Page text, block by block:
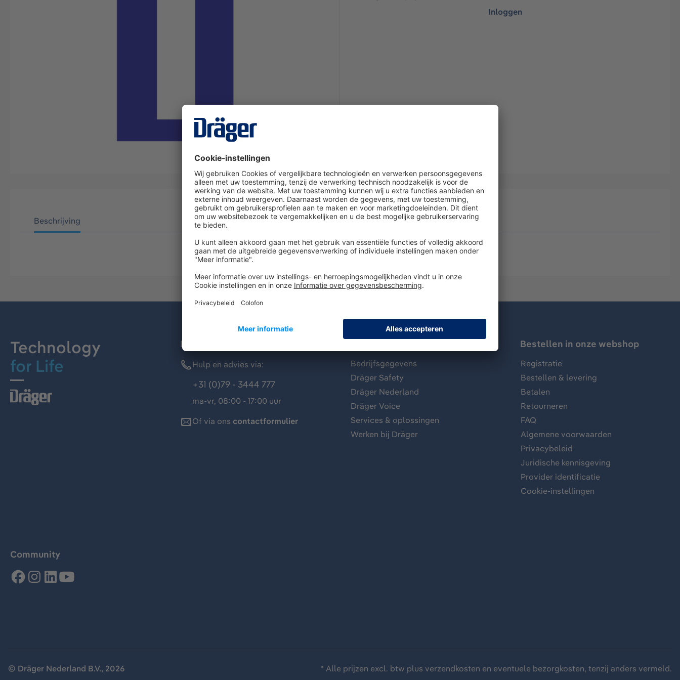
Inloggen
Beschrijving
Technology
for Life
Dräger klantenservice
Hulp en advies via:
+31 (0)79 - 3444 777
ma-vr, 08:00 - 17:00 uur
Of via ons contactformulier
Bedrijfsgegevens
Dräger Safety
Dräger Nederland
Dräger Voice
Services & oplossingen
Werken bij Dräger
Bestellen in onze webshop
Registratie
Bestellen & levering
Betalen
Retourneren
FAQ
Algemene voorwaarden
Privacybeleid
Juridische kennisgeving
Provider identificatie
Cookie-instellingen
Community
© Dräger Nederland B.V., 2026 * Alle prijzen excl. btw plus verzendkosten en eventuele bezorgkosten, tenzij anders vermeld.